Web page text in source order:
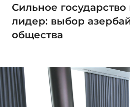
Сильное
лидер: выбор
общества